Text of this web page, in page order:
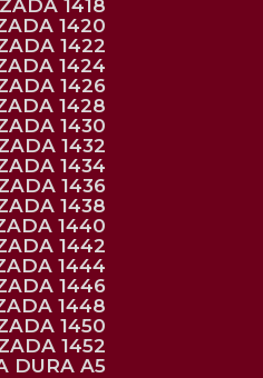
1418
1420
1422
1424
1426
1428
1430
1432
1434
1436
1438
1440
1442
1444
1446
1448
1450
1452
DURA A5